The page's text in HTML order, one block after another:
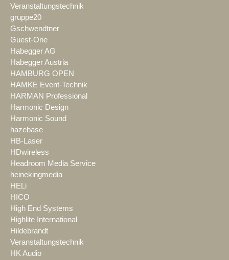
Veranstaltungstechnik
gruppe20
Gschwendtner
Guest-One
Habegger AG
Habegger Austria
HAMBURG OPEN
HAMKE Event-Technik
HARMAN Professional
Harmonic Design
Harmonic Sound
hazebase
HB-Laser
HDwireless
Headroom Media Service
heinekingmedia
HELi
HICO
High End Systems
Highlite International
Hildebrandt
Veranstaltungstechnik
HK Audio